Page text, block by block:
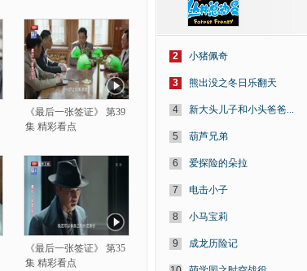
《最后一张签证》 第39
集 精彩看点
《最后一张签证》 第35
集 精彩看点
2 小猪佩奇
3 熊出没之冬日乐翻天
4 新大头儿子和小头爸爸...
5 葫芦兄弟
6 爱探险的朵拉
7 电击小子
8 小马宝莉
9 成龙历险记